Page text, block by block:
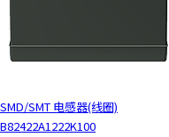
SMD/SMT 电感器(线圈)
B82422A1222K100